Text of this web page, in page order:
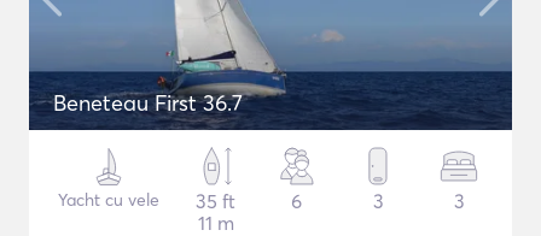
Beneteau First 36.7
Yacht cu vele
35 ft
11 m
6 3 3